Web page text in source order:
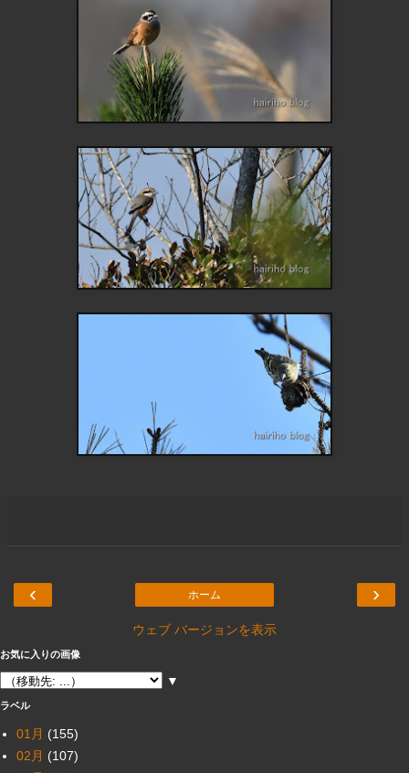
‹ ›
ホーム
ウェブ バージョンを表示
お気に入りの画像
▼
ラベル
01月 (155)
02月 (107)